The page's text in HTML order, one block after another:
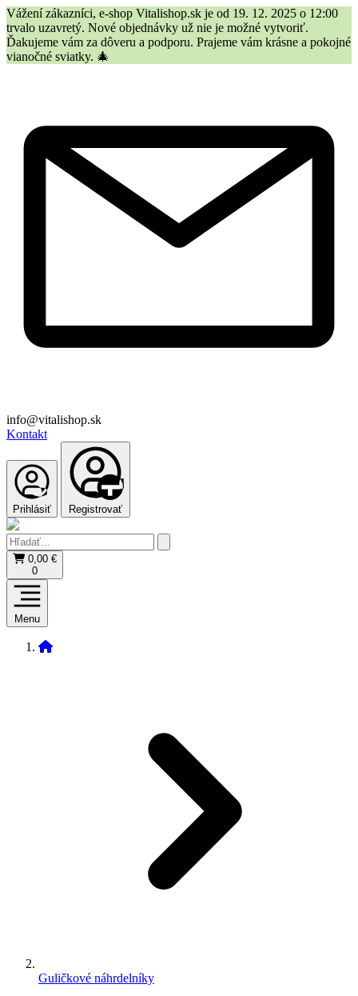
Vážení zákazníci, e-shop Vitalishop.sk je od 19. 12. 2025 o 12:00
trvalo uzavretý. Nové objednávky už nie je možné vytvoriť.
Ďakujeme vám za dôveru a podporu. Prajeme vám krásne a pokojné
vianočné sviatky. 🎄
info@vitalishop.sk
Kontakt
Prihlásiť Registrovať
0,00 €
0
Menu
Guličkové náhrdelníky